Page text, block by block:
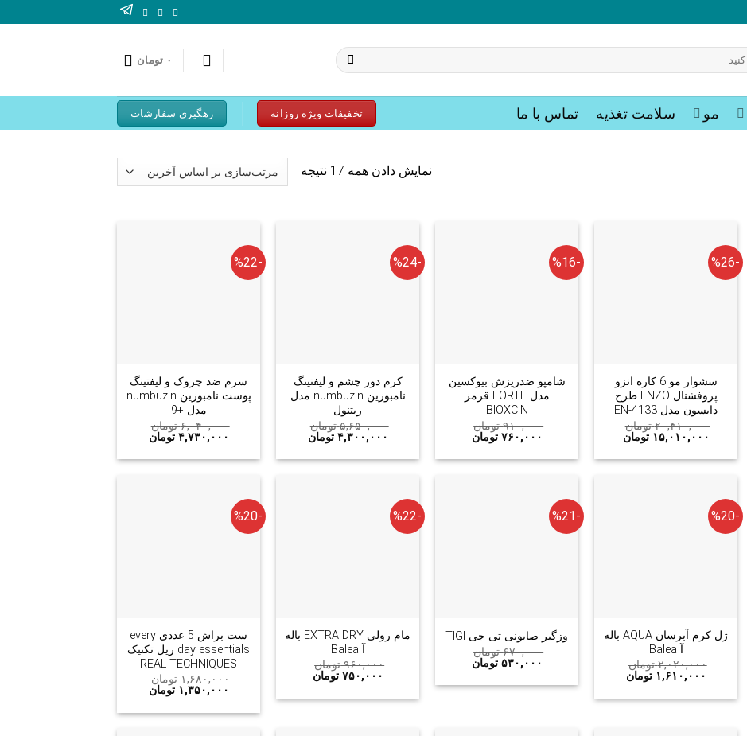
۰ تومان
مو سلامت تغذیه تماس با ما تخفیفات ویژه روزانه رهگیری سفارشات
نمایش دادن همه 17 نتیجه
-%26
سشوار مو 6 کاره انزو
پروفشنال ENZO طرح
دایسون مدل EN-4133
۲۰,۴۱۰,۰۰۰ تومان
۱۵,۰۱۰,۰۰۰ تومان
-%16
شامپو ضدریزش بیوکسین
مدل FORTE قرمز
BIOXCIN
۹۱۰,۰۰۰ تومان
۷۶۰,۰۰۰ تومان
-%24
کرم دور چشم و لیفتینگ
نامبوزین numbuzin مدل
ریتنول
۵,۶۵۰,۰۰۰ تومان
۴,۳۰۰,۰۰۰ تومان
-%22
سرم ضد چروک و لیفتینگ
پوست نامبوزین numbuzin
مدل +9
۶,۰۴۰,۰۰۰ تومان
۴,۷۳۰,۰۰۰ تومان
-%20
ژل کرم آبرسان AQUA باله
آ Balea
۲,۰۲۰,۰۰۰ تومان
۱,۶۱۰,۰۰۰ تومان
-%21
وزگیر صابونی تی جی TIGI
۶۷۰,۰۰۰ تومان
۵۳۰,۰۰۰ تومان
-%22
مام رولی EXTRA DRY باله
آ Balea
۹۶۰,۰۰۰ تومان
۷۵۰,۰۰۰ تومان
-%20
ست براش 5 عددی every
day essentials ریل تکنیک
REAL TECHNIQUES
۱,۶۸۰,۰۰۰ تومان
۱,۳۵۰,۰۰۰ تومان